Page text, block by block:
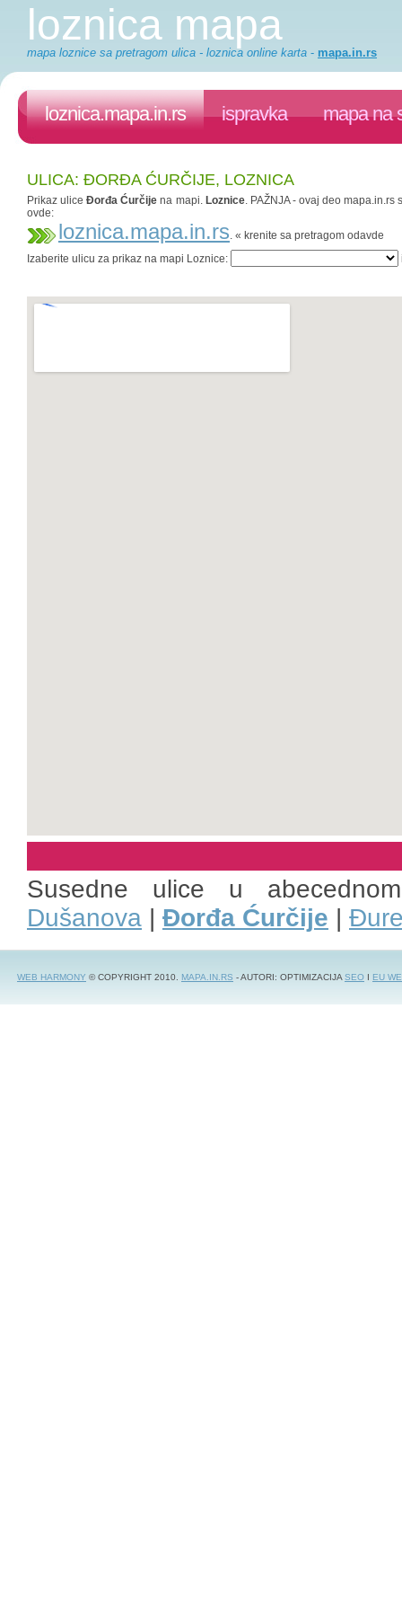
loznica mapa
mapa loznice sa pretragom ulica - loznica online karta - mapa.in.rs
loznica.mapa.in.rs ispravka mapa na
ULICA: ĐORĐA ĆURČIJE, LOZNICA
Prikaz uliceĐorđa Ćurčije na mapi. Loznice. PAŽNJA - ovaj deo
ovde:
loznica.mapa.in.rs. « krenite sa pretragom odavde
Izaberite ulicu za prikaz na mapi Loznice:
Susedne ulice u
Dušanova | Đorđa Ćurčije |
WEB HARMONY © COPYRIGHT 2010. MAPA.IN.RS - AUTORI: OPTIMIZACIJASEO I EU